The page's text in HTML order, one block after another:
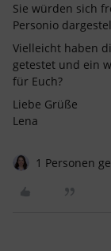
Sie würden sich
Personio
Vielleicht haben
getestet und ein
für Euch?
Liebe Grüße
Lena
1 Personen